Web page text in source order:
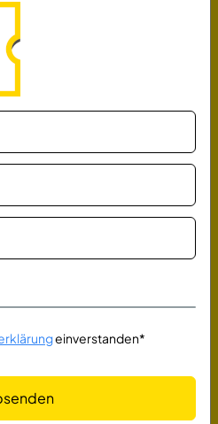
für 1st / 2nd Level-
Group
Specialist (m/w/d)
einverstanden*